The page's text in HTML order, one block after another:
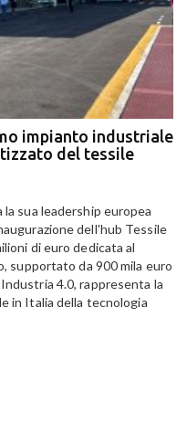
impianto industriale
del tessile
sua leadership europea
dell'hub Tessile
di euro dedicata al
supportato da 900 mila euro
4.0, rappresenta la
in Italia della tecnologia